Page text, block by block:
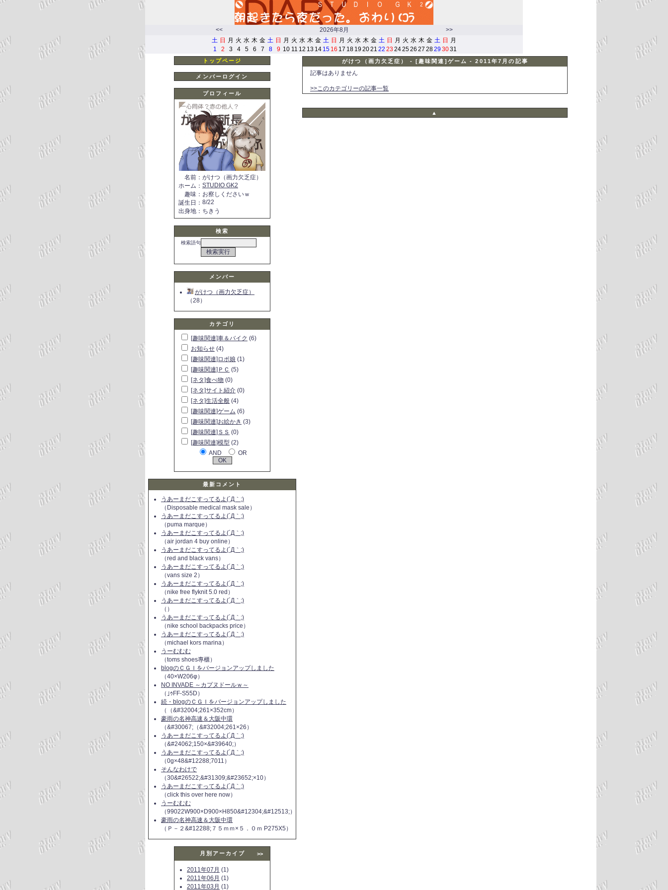
<< 2026年8月
>>
土 日 月 火 水 木 金 土 日 月 火 水 木 金 土 日 月 火 水 木 金 土 日 月 火 水 木 金 土 日
月
1
2 3 4 5 6 7 8 9 10 11 12 13 14 15 16 17 18 19 2021 22 23 242526 27 2829 3031
トップページ
メンバーログイン
プロフィール
名前 ： がけつ（画力欠乏症）
ホーム ： STUDIO GK2
趣味 ： お察しくださいｗ
誕生日 ： 8/22
出身地 ： ちきう
検索
検索語句
メンバー
がけつ（画力欠乏症）
（28）
カテゴリ
[趣味関連]車＆バイク (6)
お知らせ (4)
[趣味関連]ロボ娘 (1)
[趣味関連]ＰＣ (5)
[ネタ]食べ物 (0)
[ネタ]サイト紹介 (0)
[ネタ]生活全般 (4)
[趣味関連]ゲーム (6)
[趣味関連]お絵かき (3)
[趣味関連]ＳＳ (0)
[趣味関連]模型 (2)
AND
OR
最新コメント
うあーまだこすってるよ(´Д｀;)
（Disposable medical mask sale）
うあーまだこすってるよ(´Д｀;)
（puma marque）
うあーまだこすってるよ(´Д｀;)
（air jordan 4 buy online）
うあーまだこすってるよ(´Д｀;)
（red and black vans）
うあーまだこすってるよ(´Д｀;)
（vans size 2）
うあーまだこすってるよ(´Д｀;)
（nike free flyknit 5.0 red）
うあーまだこすってるよ(´Д｀;)
（）
うあーまだこすってるよ(´Д｀;)
（nike school backpacks price）
うあーまだこすってるよ(´Д｀;)
（michael kors marina）
うーむむむ
（toms shoes專櫃）
blogのＣＧＩをバージョンアップしました
（40×W206φ）
NO INVADE ～カプヌドールｗ～
（｣ｩFF-S55D）
続・blogのＣＧＩをバージョンアップしました
（（&#32004;261×352cm）
豪雨の名神高速＆大阪中環
（&#30067;（&#32004;261×26）
うあーまだこすってるよ(´Д｀;)
（&#24062;150×&#39640;）
うあーまだこすってるよ(´Д｀;)
（0g×48&#12288;7011）
そんなわけで
（30&#26522;&#31309;&#23652;×10）
うあーまだこすってるよ(´Д｀;)
（click this over here now）
うーむむむ
（99022W900×D900×H850&#12304;&#12513;）
豪雨の名神高速＆大阪中環
（Ｐ－２&#12288;７５ｍｍ×５．０ｍ P275X5）
月別アーカイブ >>
2011年07月 (1)
2011年06月 (1)
2011年03月 (1)
がけつ（画力欠乏症） - [趣味関連]ゲーム - 2011年7月の記事
記事はありません
>>このカテゴリーの記事一覧
▲